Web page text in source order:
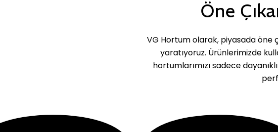
Öne
VG Hortum olarak, piyasada öne
yaratıyoruz. Ürünlerimizde
hortumlarımızı sadece